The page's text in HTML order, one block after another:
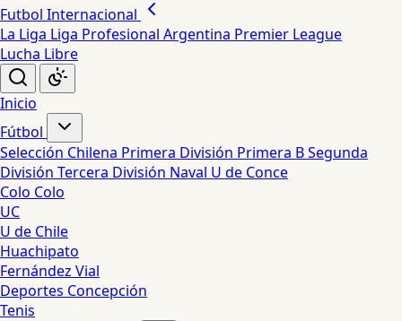
Futbol Internacional
La Liga Liga Profesional Argentina Premier League
Lucha Libre
Inicio
Fútbol
Selección Chilena Primera División Primera BSegunda
División Tercera División Naval U de Conce
Colo Colo
UC
U de Chile
Huachipato
Fernández Vial
Deportes Concepción
Tenis